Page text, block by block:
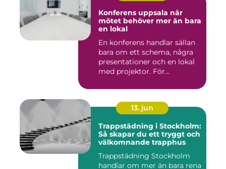
Konferens uppsala när
mötet behöver mer än bara
en lokal
En konferens handlar sällan
bara om ett schema, några
presentationer och en lokal
med projektor. För...
13. jun
Trappstädning i Stockholm:
Så skapar du ett tryggt och
välkomnande trapphus
Trappstädning Stockholm
handlar om mer än bara rena